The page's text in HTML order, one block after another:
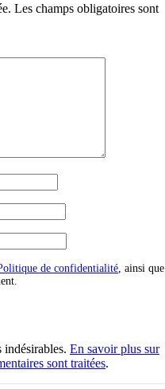
Les champs obligatoires sont
de confidentialité , ainsi que
En savoir plus sur
sont traitées.